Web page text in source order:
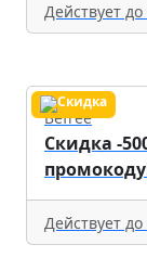
Действует до
Befree
Скидка -
Действует до